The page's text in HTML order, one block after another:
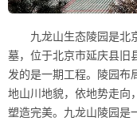
九龙山生态陵园是北
墓，位于北京市延庆县旧
发的是一期工程。陵园布
地山川地貌，依地势走向
塑造完美。九龙山陵园是